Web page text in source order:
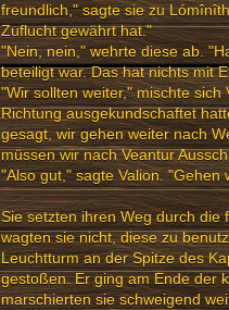
freundlich," sagte sie zu
Zuflucht gewährt hat."
"Nein, nein," wehrte diese ab.
beteiligt war. Das hat nichts mit
"Wir sollten weiter," mischte
Richtung ausgekundschaftet
gesagt, wir gehen weiter nach
müssen wir nach Veantur
"Also gut," sagte Valion. "Gehen
Sie setzten ihren Weg durch
wagten sie nicht, diese zu
Leuchtturm an der Spitze des
gestoßen. Er ging am Ende der
marschierten sie schweigend